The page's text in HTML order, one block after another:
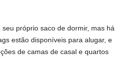
próprio saco de dormir, mas há
estão disponíveis para alugar, e
de camas de casal e quartos